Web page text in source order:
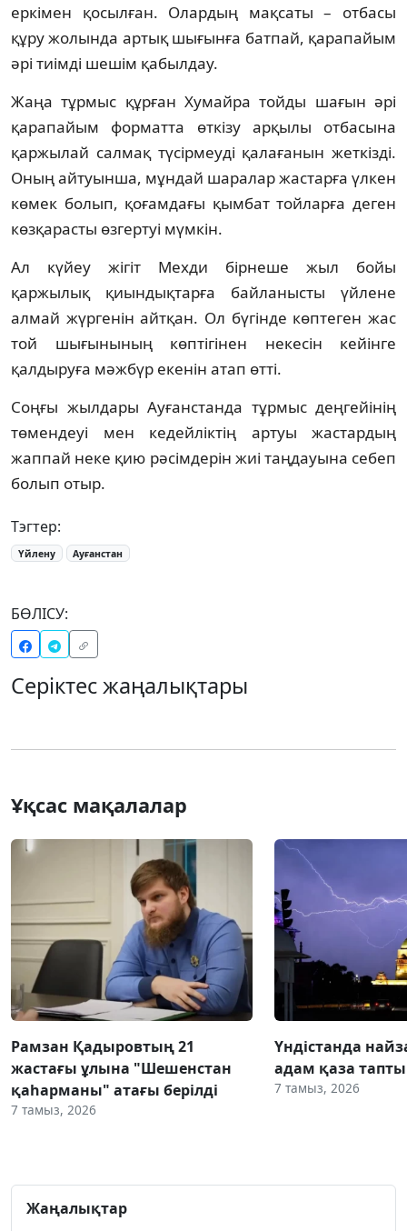
еркімен қосылған. Олардың мақсаты – отбасы
құру жолында артық шығынға батпай, қарапайым
әрі тиімді шешім қабылдау.
Жаңа тұрмыс құрған Хумайра тойды шағын әрі
қарапайым форматта өткізу арқылы отбасына
қаржылай салмақ түсірмеуді қалағанын жеткізді.
Оның айтуынша, мұндай шаралар жастарға үлкен
көмек болып, қоғамдағы қымбат тойларға деген
көзқарасты өзгертуі мүмкін.
Ал күйеу жігіт Мехди бірнеше жыл бойы
қаржылық қиындықтарға байланысты үйлене
алмай жүргенін айтқан. Ол бүгінде көптеген жас
той шығынының көптігінен некесін кейінге
қалдыруға мәжбүр екенін атап өтті.
Соңғы жылдары Ауғанстанда тұрмыс деңгейінің
төмендеуі мен кедейліктің артуы жастардың
жаппай неке қию рәсімдерін жиі таңдауына себеп
болып отыр.
Тэгтер:
Үйлену Ауғанстан
БӨЛІСУ:
Серіктес жаңалықтары
Ұқсас мақалалар
Рамзан Қадыровтың 21
жастағы ұлына "Шешенстан
қаһарманы" атағы берілді
7 тамыз, 2026
Үндістанда
адам қаза тапты
7 тамыз, 2026
Жаңалықтар